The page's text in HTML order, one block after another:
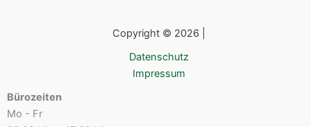
Copyright © 2026 |
Datenschutz
Impressum
Bürozeiten
Mo - Fr